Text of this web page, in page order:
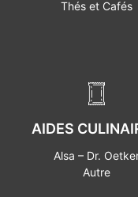
Thés et Cafés
AIDES
Alsa – Dr.
Autre